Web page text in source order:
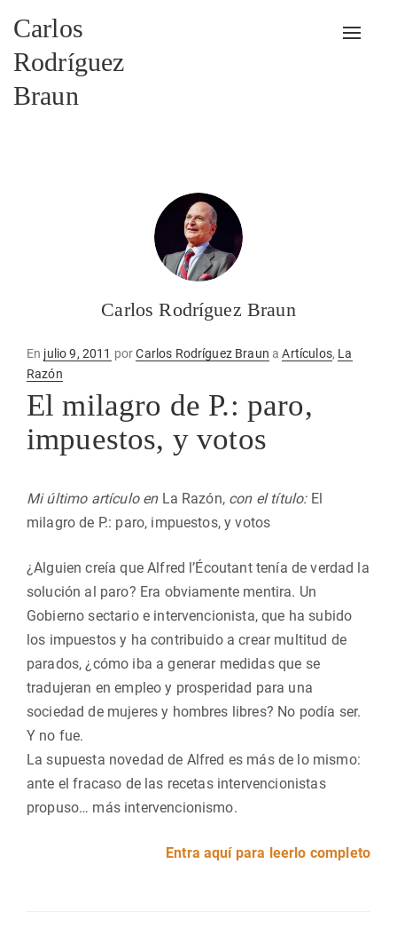
Carlos
Rodríguez
Braun
Carlos Rodríguez Braun
En Publicado
en
julio 9, 2011 porCarlos Rodríguez Braun aArtículos, La
Razón
El milagro de P.: paro,
impuestos, y votos
Mi último artículo enLa Razón, con el título:El
milagro de P.: paro, impuestos, y votos
¿Alguien creía que Alfred l’Écoutant tenía de verdad la
solución al paro? Era obviamente mentira. Un
Gobierno sectario e intervencionista, que ha subido
los impuestos y ha contribuido a crear multitud de
parados, ¿cómo iba a generar medidas que se
tradujeran en empleo y prosperidad para una
sociedad de mujeres y hombres libres? No podía ser.
Y no fue.
La supuesta novedad de Alfred es más de lo mismo:
ante el fracaso de las recetas intervencionistas
propuso… más intervencionismo.
Entra aquí para leerlo completo